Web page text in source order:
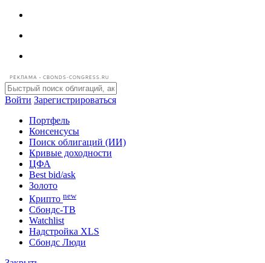
РЕКЛАМА • CBONDS-CONGRESS.RU
Войти Зарегистрироваться
Портфель
Консенсусы
Поиск облигаций (ИИ)
Кривые доходности
ЦФА
Best bid/ask
Золото
Криптоnew
Сбондс-ТВ